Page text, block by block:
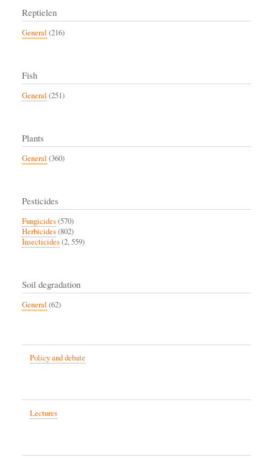
Reptielen
General (216)
Fish
General (251)
Plants
General (360)
Pesticides
Fungicides(570)
Herbicides(802)
Insecticides(2, 559)
Soil degradation
General (62)
Policy and debate
Lectures